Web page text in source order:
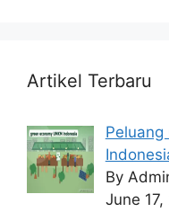
Artikel Terbaru
Peluang
By
June